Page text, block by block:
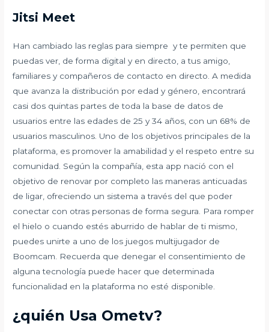
Jitsi Meet
Han cambiado las reglas para siempre y te permiten que
puedas ver, de forma digital y en directo, a tus amigo,
familiares y compañeros de contacto en directo. A medida
que avanza la distribución por edad y género, encontrará
casi dos quintas partes de toda la base de datos de
usuarios entre las edades de 25 y 34 años, con un 68% de
usuarios masculinos. Uno de los objetivos principales de la
plataforma, es promover la amabilidad y el respeto entre su
comunidad. Según la compañía, esta app nació con el
objetivo de renovar por completo las maneras anticuadas
de ligar, ofreciendo un sistema a través del que poder
conectar con otras personas de forma segura. Para romper
el hielo o cuando estés aburrido de hablar de ti mismo,
puedes unirte a uno de los juegos multijugador de
Boomcam. Recuerda que denegar el consentimiento de
alguna tecnología puede hacer que determinada
funcionalidad en la plataforma no esté disponible.
¿quién Usa Ometv?